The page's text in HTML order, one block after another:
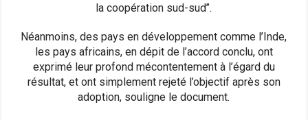
la coopération sud-sud’’.
Néanmoins, des pays en développement comme l’Inde,
les pays africains, en dépit de l’accord conclu, ont
exprimé leur profond mécontentement à l’égard du
résultat, et ont simplement rejeté l’objectif après son
adoption, souligne le document.